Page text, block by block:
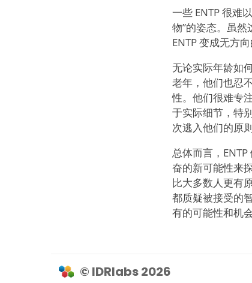
一些 ENTP 很难
物”的姿态。虽
ENTP 变成无方
无论实际年龄如
老年，他们也忍
性。他们很难专
于实际细节，特
次逃入他们的原
总体而言，
奋的新可能性来
比大多数人更有
都质疑被接受的
有的可能性和机
© IDRlabs 2026